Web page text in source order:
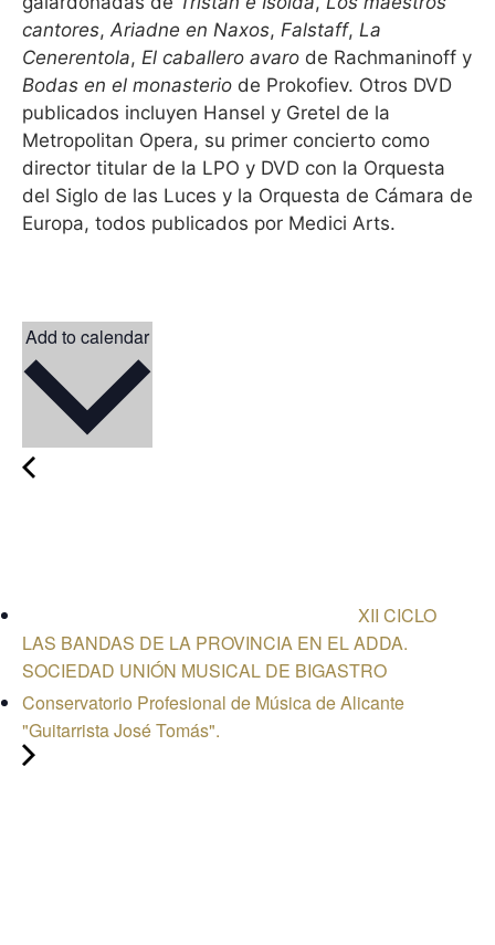
cantores, Ariadne en Naxos, Falstaff, La
Cenerentola, El caballero avaro de Rachmaninoff y
Bodas en el monasterio de Prokofiev. Otros DVD
publicados incluyen Hansel y Gretel de la
Metropolitan Opera, su primer concierto como
director titular de la LPO y DVD con la Orquesta
del Siglo de las Luces y la Orquesta de Cámara de
Europa, todos publicados por Medici Arts.
XII CICLO
LAS BANDAS DE LA PROVINCIA EN EL ADDA.
SOCIEDAD UNIÓN MUSICAL DE BIGASTRO
Conservatorio Profesional de Música de Alicante
"Guitarrista José Tomás".